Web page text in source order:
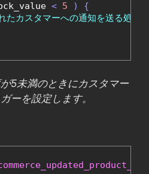
< 5 )
{
カスタマーへの通知を送る処理
5未満のときにカスタマー
ーを設定します。